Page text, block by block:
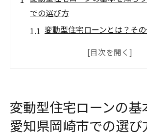
での選び方
変動型住宅ローンとは？そ
岡崎市特有の住宅ローン選択
住宅ローン選びで考慮すべ
ト
変動型住宅ローンの基
愛知県岡崎市での選び